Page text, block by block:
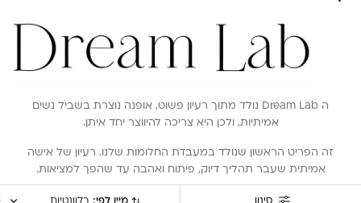
ה Dream Lab נולד מתוך רעיון פשוט, אופנה נוצרת בשביל נשים
אמיתיות, ולכן היא צריכה להיווצר יחד איתן.
זה הפריט הראשון שנולד במעבדת החלומות שלנו. רעיון של אישה
אמיתית שעבר תהליך דיוק, פיתוח ואהבה עד שהפך למציאות.